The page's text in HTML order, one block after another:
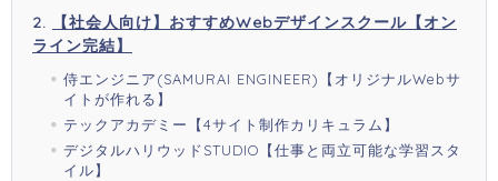
【社会人向け】おすすめWebデザインスクール【オン
ライン完結】
侍エンジニア(SAMURAI ENGINEER)【オリジナルWebサ
イトが作れる】
テックアカデミー【4サイト制作カリキュラム】
デジタルハリウッドSTUDIO【仕事と両立可能な学習スタ
イル】